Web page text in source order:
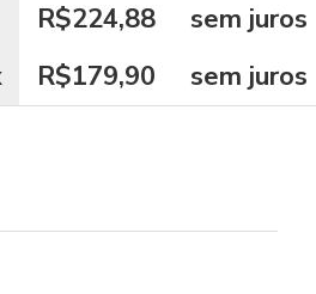
R$224,88
sem juros
R$179,90 sem juros